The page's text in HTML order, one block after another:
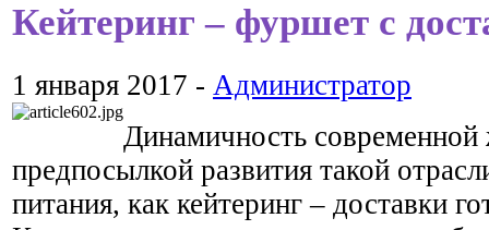
Кейтеринг – фуршет с
1 января 2017 - Администратор
Динамичность современной
предпосылкой развития такой
питания, как кейтеринг – доставки